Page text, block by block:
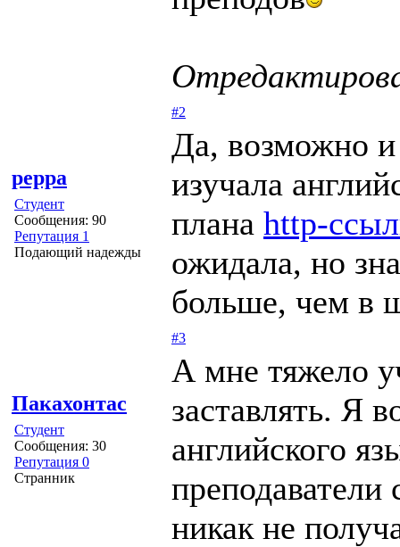
peppa
Студент
Сообщения: 90
Репутация 1
Подающий надежды
#2
Да, возможно и
изучала
плана http-
ожидала, но
больше, чем в
Пакахонтас
Студент
Сообщения: 30
Репутация 0
Странник
#3
А мне тяжело
заставлять. Я
английского
никак не